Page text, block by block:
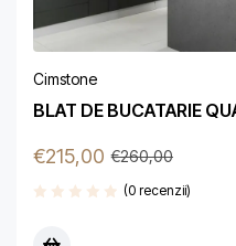
Cimstone
BLAT DE BUCATARIE
€260,00
€215,00
(0 recenzii)